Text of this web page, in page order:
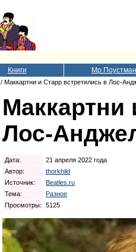
Книги Мр.Поустман
/ Маккартни и Старр встретились в Лос-
Маккартни
Лос-
Дата:
21 апреля 2022 года
Автор:
thorkhild
Источник:
Beatles.ru
Тема:
Разное
Просмотры:
5125